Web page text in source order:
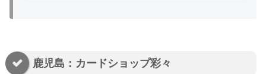
鹿児島：カードショップ彩々